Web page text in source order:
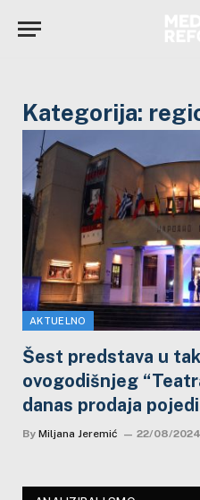
Kategorija:
AKTUELNO
Šest predstava u
ovogodišnjeg
danas prodaja
By Miljana Jeremić 22/08/2024